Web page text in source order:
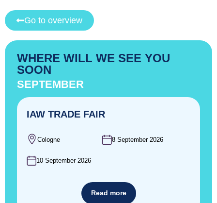
Go to overview
WHERE WILL WE SEE YOU
SOON
SEPTEMBER
IAW TRADE FAIR
Cologne 8 September 2026
10 September 2026
Read more